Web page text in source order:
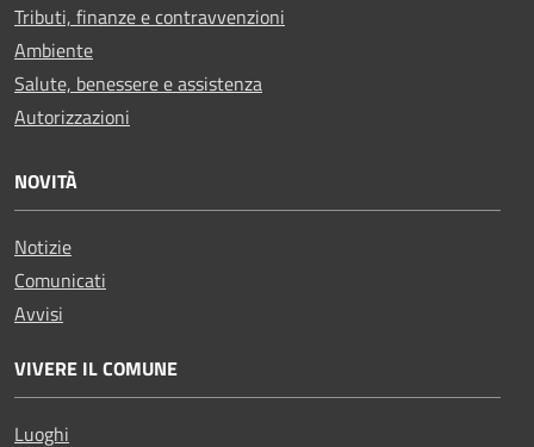
Tributi, finanze e contravvenzioni
Ambiente
Salute, benessere e assistenza
Autorizzazioni
NOVITÀ
Notizie
Comunicati
Avvisi
VIVERE IL COMUNE
Luoghi